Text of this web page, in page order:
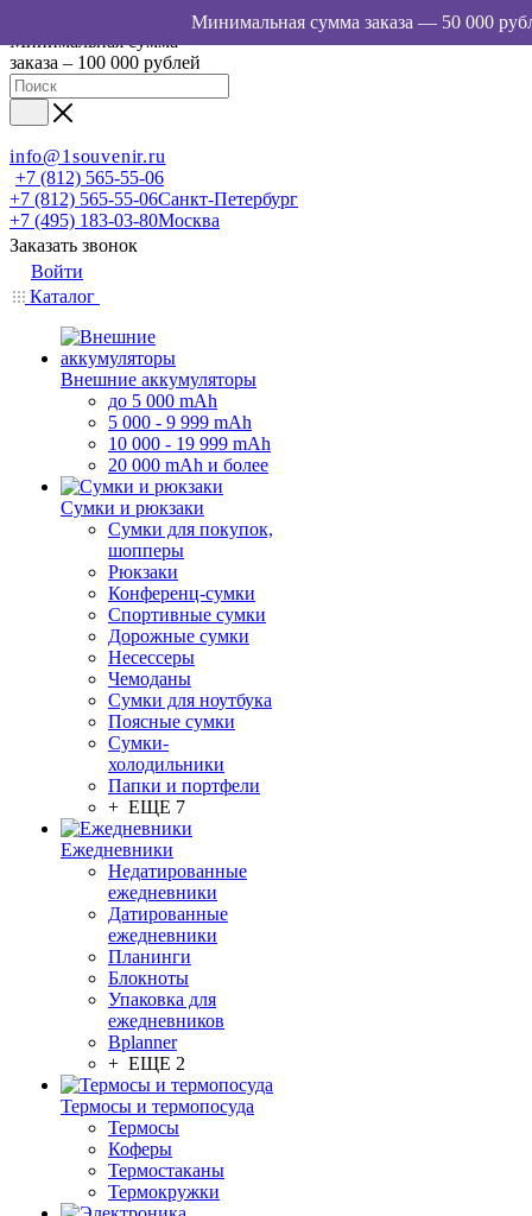
Минимальная сумма
заказа – 100 000 рублей
info@1souvenir.ru
+7 (812) 565-55-06
+7 (812) 565-55-06Санкт-Петербург
+7 (495) 183-03-80Москва
Заказать звонок
Войти
Каталог
Внешние аккумуляторы
до 5 000 mAh
5 000 - 9 999 mAh
10 000 - 19 999 mAh
20 000 mAh и более
Сумки и рюкзаки
Сумки для покупок,
шопперы
Рюкзаки
Конференц-сумки
Спортивные сумки
Дорожные сумки
Несессеры
Чемоданы
Сумки для ноутбука
Поясные сумки
Сумки-
холодильники
Папки и портфели
+ ЕЩЕ 7
Ежедневники
Недатированные
ежедневники
Датированные
ежедневники
Планинги
Блокноты
Упаковка для
ежедневников
Bplanner
+ ЕЩЕ 2
Термосы и термопосуда
Термосы
Коферы
Термостаканы
Термокружки